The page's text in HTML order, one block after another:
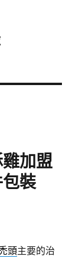
加盟
裝
頭主要的治